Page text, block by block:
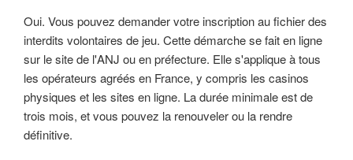
Oui. Vous pouvez demander votre inscription au fichier des
interdits volontaires de jeu. Cette démarche se fait en ligne
sur le site de l'ANJ ou en préfecture. Elle s'applique à tous
les opérateurs agréés en France, y compris les casinos
physiques et les sites en ligne. La durée minimale est de
trois mois, et vous pouvez la renouveler ou la rendre
définitive.